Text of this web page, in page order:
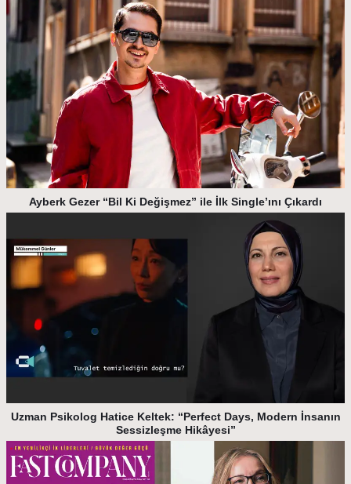
Ayberk Gezer “Bil Ki Değişmez” ile İlk Single’ını Çıkardı
Uzman Psikolog Hatice Keltek: “Perfect Days, Modern İnsanın
Sessizleşme Hikâyesi”